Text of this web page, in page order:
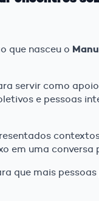
que nasceu o
servir como
e pessoas
em uma conversa
que mais